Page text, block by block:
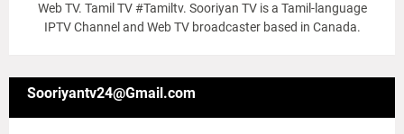
Web TV. Tamil TV #Tamiltv. Sooriyan TV is a Tamil-language
IPTV Channel and Web TV broadcaster based in Canada.
Sooriyantv24@Gmail.com